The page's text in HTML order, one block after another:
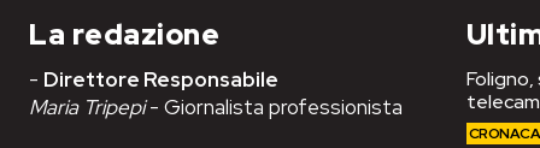
La redazione
- Direttore Responsabile
Maria Tripepi- Giornalista professionista
CRONACA